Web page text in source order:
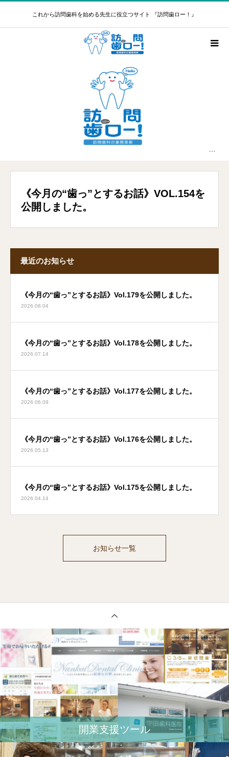
これから訪問歯科を始める先生に役立つサイト 『訪問歯ロー！』
《今月の“歯っ”とするお話》VOL.154を
公開しました。
最近のお知らせ
《今月の“歯っ”とするお話》Vol.179を公開しました。
2026.08.04
《今月の“歯っ”とするお話》Vol.178を公開しました。
2026.07.14
《今月の“歯っ”とするお話》Vol.177を公開しました。
2026.06.09
《今月の“歯っ”とするお話》Vol.176を公開しました。
2026.05.13
《今月の“歯っ”とするお話》Vol.175を公開しました。
2026.04.14
お知らせ一覧
開業⽀援ツール